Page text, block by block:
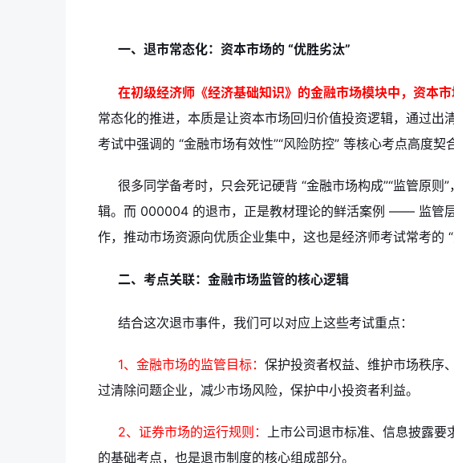
一、退市常态化：资本市场的 “优胜劣汰”
在初级经济师《经济基础知识》的金融市场模块中，资本市
常态化的推进，本质是让资本市场回归价值投资逻辑，通过出
考试中强调的 “金融市场有效性”“风险防控” 等核心考点高度契
很多同学备考时，只会死记硬背 “金融市场构成”“监管原则
辑。而 000004 的退市，正是教材理论的鲜活案例 —— 监管
作，推动市场资源向优质企业集中，这也是经济师考试常考的 “
二、考点关联：金融市场监管的核心逻辑
结合这次退市事件，我们可以对应上这些考试重点：
1、金融市场的监管目标： 保护投资者权益、维护市场秩序
过清除问题企业，减少市场风险，保护中小投资者利益。
2、证券市场的运行规则： 上市公司退市标准、信息披露要
的基础考点，也是退市制度的核心组成部分。